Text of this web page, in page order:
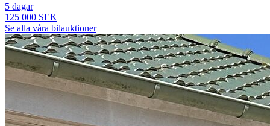
5 dagar
125 000 SEK
Se alla våra bilauktioner